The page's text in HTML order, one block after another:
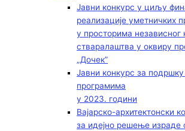
Јавни конкурс у циљу
реализације уметничких
у просторима независног
стваралаштва у оквиру
„Дочек”
Јавни конкурс за
програмима
у 2023. години
Вајарско-архитектонски
за идејно решење израде